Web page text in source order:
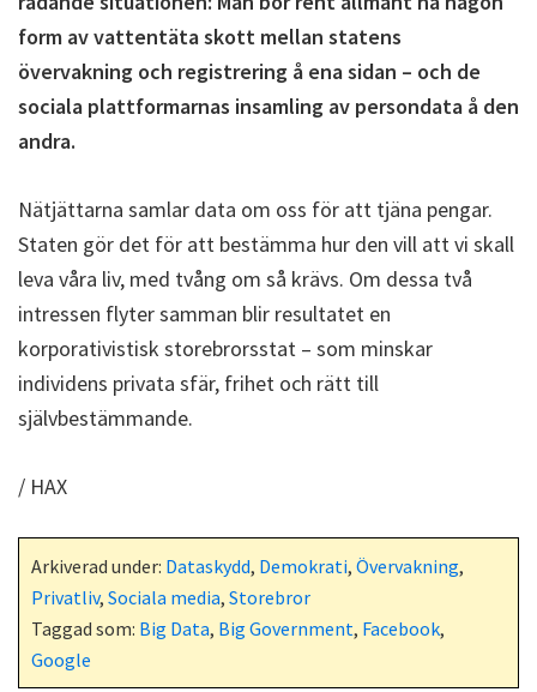
form av vattentäta skott mellan statens
övervakning och registrering å ena sidan – och de
sociala plattformarnas insamling av persondata å den
andra.
Nätjättarna samlar data om oss för att tjäna pengar.
Staten gör det för att bestämma hur den vill att vi skall
leva våra liv, med tvång om så krävs. Om dessa två
intressen flyter samman blir resultatet en
korporativistisk storebrorsstat – som minskar
individens privata sfär, frihet och rätt till
självbestämmande.
/ HAX
Arkiverad under: Dataskydd, Demokrati, Övervakning,
Privatliv, Sociala media, Storebror
Taggad som: Big Data, Big Government, Facebook,
Google